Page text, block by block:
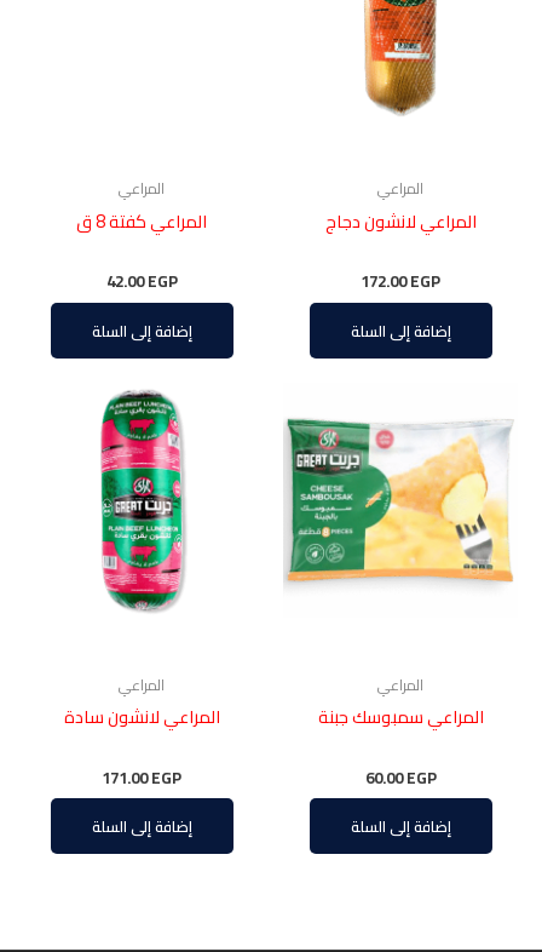
المراعي
المراعي لانشون دجاج
172.00EGP
إضافة إلى السلة
المراعي
المراعي كفتة 8 ق
42.00EGP
إضافة إلى السلة
المراعي
المراعي سمبوسك جبنة
60.00EGP
إضافة إلى السلة
المراعي
المراعي لانشون سادة
171.00EGP
إضافة إلى السلة